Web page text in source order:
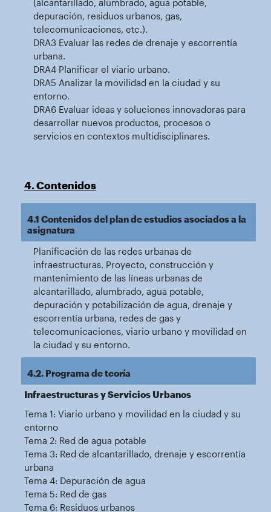
(alcantarillado, alumbrado, agua potable,
depuración, residuos urbanos, gas,
telecomunicaciones, etc.).
DRA3 Evaluar las redes de drenaje y escorrentía
urbana.
DRA4 Planificar el viario urbano.
DRA5 Analizar la movilidad en la ciudad y su
entorno.
DRA6 Evaluar ideas y soluciones innovadoras para
desarrollar nuevos productos, procesos o
servicios en contextos multidisciplinares.
4. Contenidos
4.1 Contenidos del plan de estudios asociados a la
asignatura
Planificación de las redes urbanas de
infraestructuras. Proyecto, construcción y
mantenimiento de las líneas urbanas de
alcantarillado, alumbrado, agua potable,
depuración y potabilización de agua, drenaje y
escorrentía urbana, redes de gas y
telecomunicaciones, viario urbano y movilidad en
la ciudad y su entorno.
4.2. Programa de teoría
Infraestructuras y Servicios Urbanos
Tema 1: Viario urbano y movilidad en la ciudad y su
entorno
Tema 2: Red de agua potable
Tema 3: Red de alcantarillado, drenaje y escorrentía
urbana
Tema 4: Depuración de agua
Tema 5: Red de gas
Tema 6: Residuos urbanos